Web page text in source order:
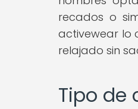
recados o
activewear lo
relajado sin
Tipo de